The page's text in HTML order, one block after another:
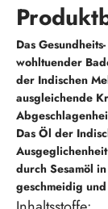
Das
wohltuender
der Indischen
ausgleichende
Das Öl der
durch Sesamöl
geschmeidig